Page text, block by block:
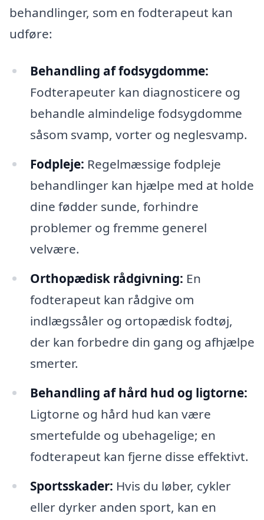
behandlinger, som en fodterapeut kan
udføre:
Behandling af fodsygdomme:
Fodterapeuter kan diagnosticere og
behandle almindelige fodsygdomme
såsom svamp, vorter og neglesvamp.
Fodpleje: Regelmæssige fodpleje
behandlinger kan hjælpe med at holde
dine fødder sunde, forhindre
problemer og fremme generel
velvære.
Orthopædisk rådgivning: En
fodterapeut kan rådgive om
indlægssåler og ortopædisk fodtøj,
der kan forbedre din gang og afhjælpe
smerter.
Behandling af hård hud og ligtorne:
Ligtorne og hård hud kan være
smertefulde og ubehagelige; en
fodterapeut kan fjerne disse effektivt.
Sportsskader: Hvis du løber, cykler
eller dyrker anden sport, kan en